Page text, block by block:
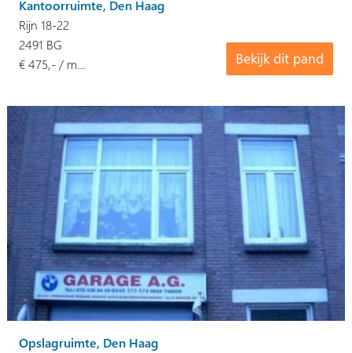
Kantoorruimte, Den Haag
Rijn 18-22
Bekijk dit pand
2491 BG
€ 475,- / m…
Opslagruimte, Den Haag